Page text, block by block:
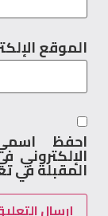
الموقع
احفظ
الإلكتروني
المقبلة في